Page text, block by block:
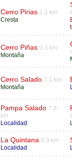
Cerro Pirias 1.1 km
Cresta
Cerro Piñas 3.3 km
Montaña
Cerro Salado 7.1 km
Montaña
Pampa Salado 7.8
km
Localidad
La Quintana 9.3 km
Localidad